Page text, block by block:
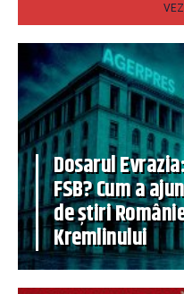
Dosarul
FSB? Cum a
de știri
Kremlinului